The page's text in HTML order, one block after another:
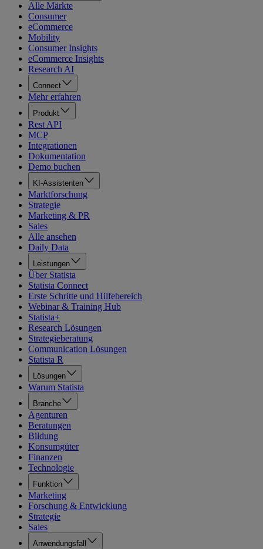
Alle Märkte
Consumer
eCommerce
Mobility
Consumer Insights
eCommerce Insights
Research AI
Connect
Mehr erfahren
Produkt
Rest API
MCP
Integrationen
Dokumentation
Demo buchen
KI-Assistenten
Marktforschung
Strategie
Marketing & PR
Sales
Alle ansehen
Daily Data
Leistungen
Über Statista
Statista Connect
Erste Schritte und Hilfebereich
Webinar & Training Hub
Statista+
Research Lösungen
Strategieberatung
Communication Lösungen
Statista R
Lösungen
Warum Statista
Branche
Agenturen
Beratungen
Bildung
Konsumgüter
Finanzen
Technologie
Funktion
Marketing
Forschung & Entwicklung
Strategie
Sales
Anwendungsfall